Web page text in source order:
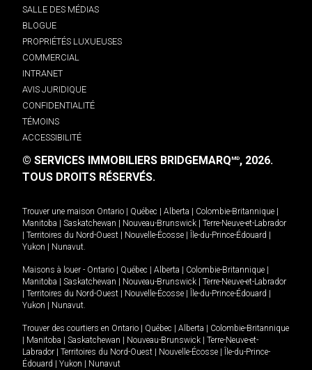
SALLE DES MÉDIAS
BLOGUE
PROPRIÉTÉS LUXUEUSES
COMMERCIAL
INTRANET
AVIS JURIDIQUE
CONFIDENTIALITÉ
TÉMOINS
ACCESSIBILITÉ
© SERVICES IMMOBILIERS BRIDGEMARQMD, 2026.
TOUS DROITS RÉSERVÉS.
Trouver une maison Ontario Québec Alberta Colombie-Britannique
Manitoba
Saskatchewan Nouveau-Brunswick
Terre-Neuve-et-Labrador
Territoires du Nord-Ouest Nouvelle-Écosse Île-du-Prince-Édouard
Yukon
Nunavut.
Maisons à louer - Ontario Québec Alberta Colombie-Britannique
Manitoba
Saskatchewan Nouveau-Brunswick
Terre-Neuve-et-Labrador
Territoires du Nord-Ouest Nouvelle-Écosse Île-du-Prince-Édouard
Yukon
Nunavut.
Trouver des courtiers en Ontario Québec Alberta
Colombie-Britannique
Manitoba Saskatchewan Nouveau-Brunswick
Terre-Neuve-et-
Labrador
Territoires du Nord-Ouest Nouvelle-Écosse
Île-du-Prince-
Édouard
Yukon Nunavut